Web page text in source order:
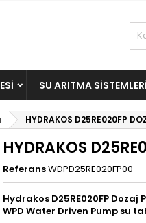
SU ARITMA SISTEMLERI
HYDRAKOS D25RE020FP
HYDRAKOS
ReferansWDPD25RE020FP00
Hydrakos D25RE020FP Dozaj
WPD Water Driven Pump su